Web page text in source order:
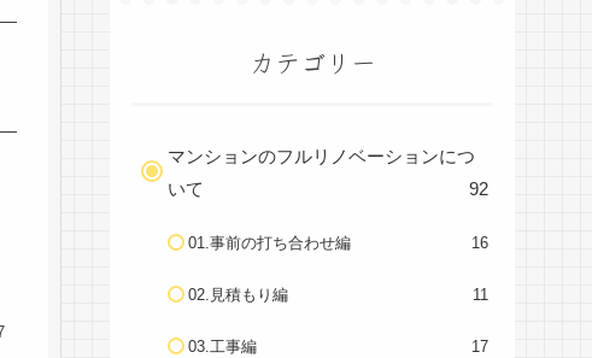
カテゴリー
マンションのフルリノベーションにつ
いて
92
01.事前の打ち合わせ編 16
02.見積もり編 11
03.工事編 17